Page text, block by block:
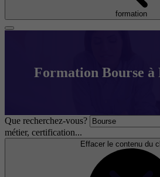
formation
Formation Bourse à
Que recherchez-vous?
métier, certification...
Effacer le contenu du